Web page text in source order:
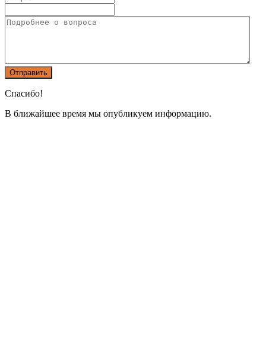
Спасибо!
В ближайшее время мы опубликуем информацию.